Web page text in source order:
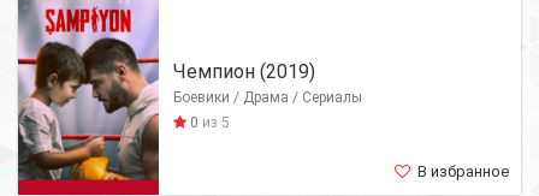
Чемпион (2019)
Боевики / Драма / Сериалы
0 из 5
В избранное